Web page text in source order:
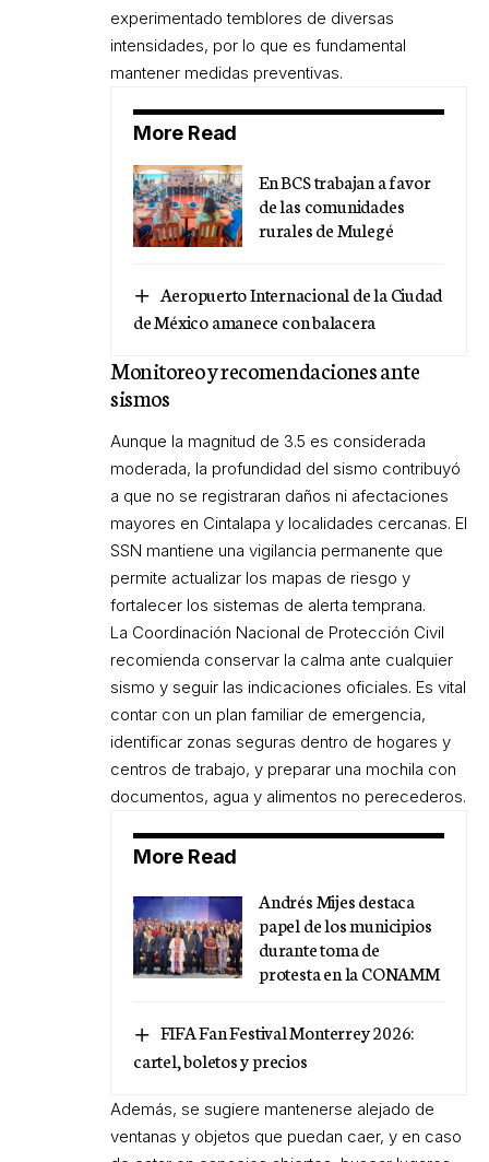
experimentado temblores de diversas
intensidades, por lo que es fundamental
mantener medidas preventivas.
More Read
En BCS trabajan a favor
de las comunidades
rurales de Mulegé
Aeropuerto Internacional de la Ciudad
de México amanece con balacera
Monitoreo y recomendaciones ante
sismos
Aunque la magnitud de 3.5 es considerada
moderada, la profundidad del sismo contribuyó
a que no se registraran daños ni afectaciones
mayores en Cintalapa y localidades cercanas. El
SSN mantiene una vigilancia permanente que
permite actualizar los mapas de riesgo y
fortalecer los sistemas de alerta temprana.
La Coordinación Nacional de Protección Civil
recomienda conservar la calma ante cualquier
sismo y seguir las indicaciones oficiales. Es vital
contar con un plan familiar de emergencia,
identificar zonas seguras dentro de hogares y
centros de trabajo, y preparar una mochila con
documentos, agua y alimentos no perecederos.
More Read
Andrés Mijes destaca
papel de los municipios
durante toma de
protesta en la CONAMM
FIFA Fan Festival Monterrey 2026:
cartel, boletos y precios
Además, se sugiere mantenerse alejado de
ventanas y objetos que puedan caer, y en caso